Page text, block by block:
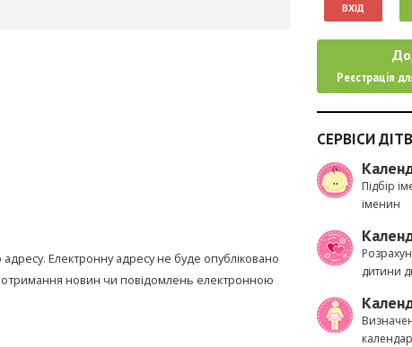
Електронну адресу не буде опубліковано
новин чи повідомлень електронною
ВХІД
Реєстрація
СЕРВІСИ
Підбір
іменин
дитини